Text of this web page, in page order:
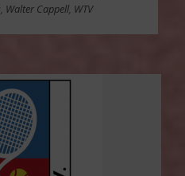
, Walter Cappell, WTV